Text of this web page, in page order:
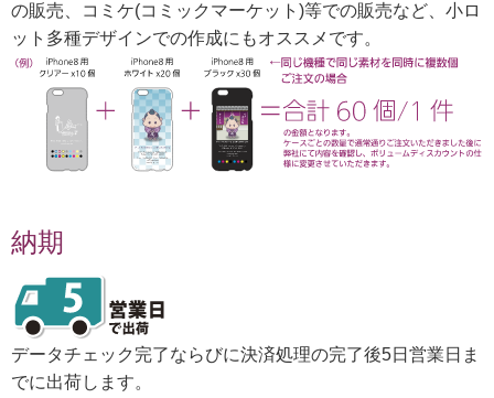
の販売、コミケ(コミックマーケット)等での販売など、小ロ
ット多種デザインでの作成にもオススメです。
納期
データチェック完了ならびに決済処理の完了後5日営業日ま
でに出荷します。